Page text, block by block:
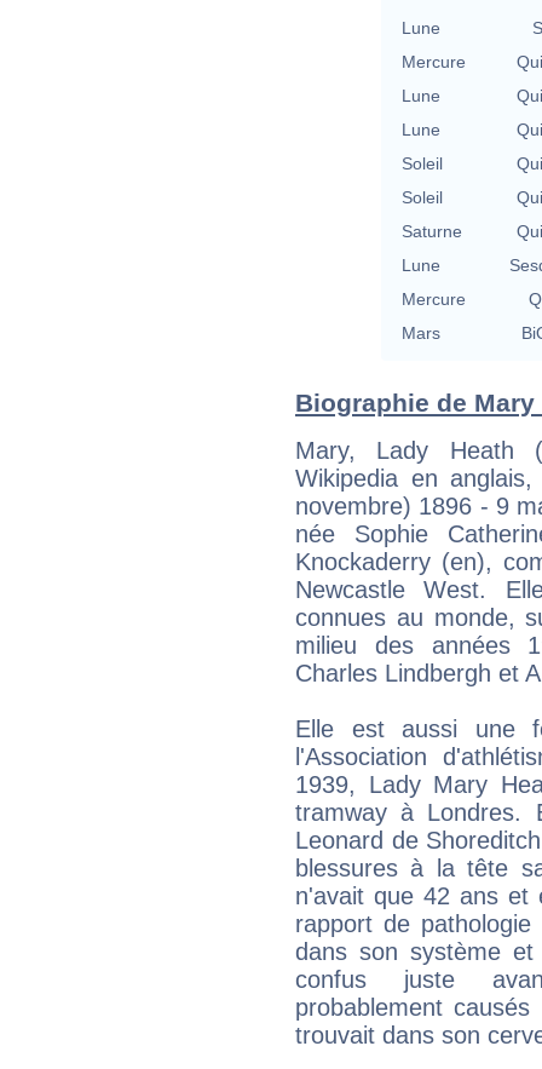
Lune
Mercure
Lune
Lune
Soleil
Soleil
Saturne
Lune
Mercure
Mars
Biographie de
Mary, Lady Heath
Wikipedia en
novembre) 1896 - 9
née Sophie
Knockaderry (en),
Newcastle West.
connues au monde,
milieu des années
Charles Lindbergh et
Elle est aussi une
l'Association
1939, Lady Mary
tramway à Londres.
Leonard de
blessures à la tête
n'avait que 42 ans et
rapport de
dans son système
confus juste
probablement
trouvait dans son